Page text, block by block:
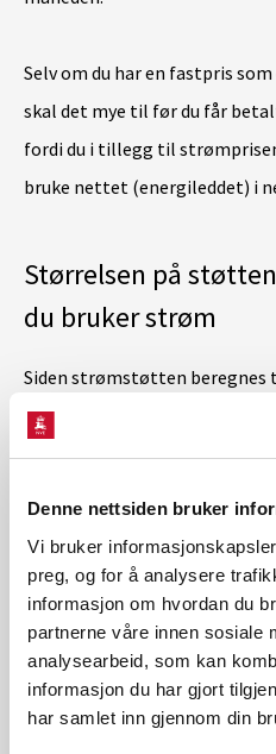
Denne nettsiden bruker
Vi bruker
preg, og for å analysere
informasjon om hvordan du
partnerne våre innen sosiale
analysearbeid, som kan
informasjon du har gjort
har samlet inn gjennom din
Selv om du har en fastpris
skal det mye til før du får
fordi du i tillegg til
bruke nettet (energileddet) i
Størrelsen på
du bruker strøm
Siden strømstøtten
avhenge av når du bruker
er under 75 øre/kWh, vil du
tidspunkt.
Du får ikke støtte
5 000 kWh